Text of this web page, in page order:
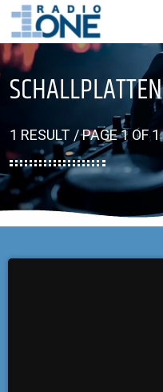
SCHALLPLATTEN
1 RESULT / PAGE 1 OF 1